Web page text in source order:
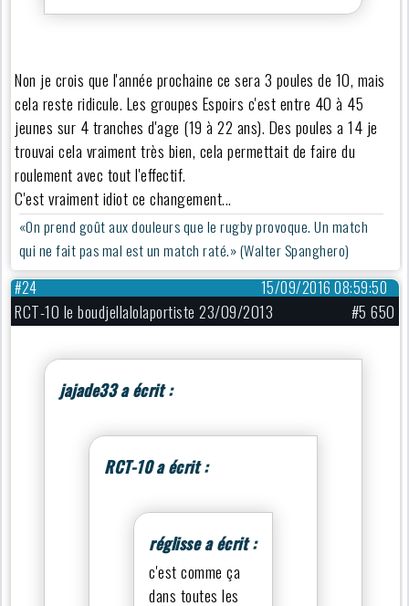
Non je crois que l'année prochaine ce sera 3 poules de 10, mais
cela reste ridicule. Les groupes Espoirs c'est entre 40 à 45
jeunes sur 4 tranches d'age (19 à 22 ans). Des poules a 14 je
trouvai cela vraiment très bien, cela permettait de faire du
roulement avec tout l'effectif.
C'est vraiment idiot ce changement...
«On prend goût aux douleurs que le rugby provoque. Un match
qui ne fait pas mal est un match raté.» (Walter Spanghero)
15/09/2016 08:59:50
#24
RCT-10 le boudjellalolaportiste 23/09/2013 #5 650
jajade33 a écrit :
RCT-10 a écrit :
réglisse a écrit :
c'est comme ça
dans toutes les